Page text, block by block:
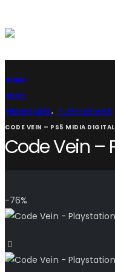
HOME
SHOP
PROMOÇÕES, PLAYSTATION 3
CODE VEIN – PS5 MIDIA DIGITAL
Code Vein –
-76%